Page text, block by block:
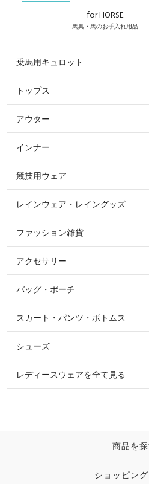
for HORSE
馬具・馬のお手入れ用品
乗馬用キュロット
すべてのキュロット
フルグリップ・尻革 キュロット
ニーグリップ・膝革 キュロット
トップス
すべてのトップス
ポロシャツ
カットソー・Tシャツ・タンクト
ニット・セーター
シャツ・ブラウス・ワンピース
アウター
すべてのアウター
コート
ジャケット・ブルゾン
インナー
競技用ウェア
すべての競技用ウェア
ショージャケット
ショーシャツ
レインウェア・レイングッズ
ファッション雑貨
すべてのファッション雑貨
ソックス
ベルト
時計・財布・キーケース・革小
キーホルダー・チャーム・スト
アクセサリー
すべてのアクセサリー
リング
ピアス・イヤリング
ピン・ブローチ・コサージュ
その他 アクセサリー
バッグ・ポーチ
スカート・パンツ・ボトムス
シューズ
レディースウェアを全て見る
商品を探
ショッピン